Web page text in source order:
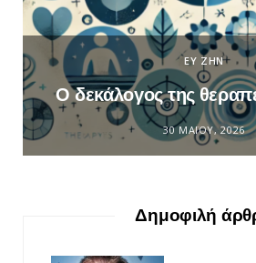
ΕΥ ΖΗΝ
Ο δεκάλογος της
30 ΜΑΪ́ΟΥ, 2026
Δημοφιλή